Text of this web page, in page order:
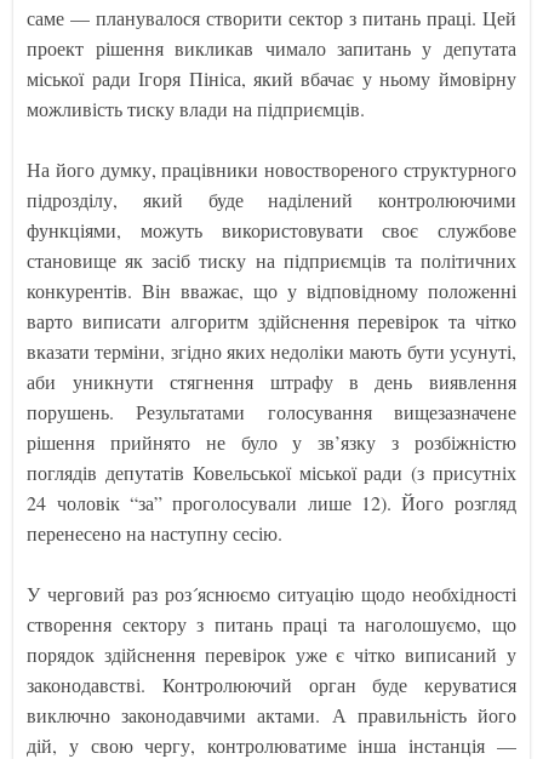
саме — планувалося створити сектор з питань праці. Цей
проект рішення викликав чимало запитань у депутата
міської ради Ігоря Пініса, який вбачає у ньому ймовірну
можливість тиску влади на підприємців.
На його думку, працівники новоствореного структурного
підрозділу, який буде наділений контролюючими
функціями, можуть використовувати своє службове
становище як засіб тиску на підприємців та політичних
конкурентів. Він вважає, що у відповідному положенні
варто виписати алгоритм здійснення перевірок та чітко
вказати терміни, згідно яких недоліки мають бути усунуті,
аби уникнути стягнення штрафу в день виявлення
порушень. Результатами голосування вищезазначене
рішення прийнято не було у зв’язку з розбіжністю
поглядів депутатів Ковельської міської ради (з присутніх
24 чоловік “за” проголосували лише 12). Його розгляд
перенесено на наступну сесію.
У черговий раз роз´яснюємо ситуацію щодо необхідності
створення сектору з питань праці та наголошуємо, що
порядок здійснення перевірок уже є чітко виписаний у
законодавстві. Контролюючий орган буде керуватися
виключно законодавчими актами. А правильність його
дій, у свою чергу, контролюватиме інша інстанція —